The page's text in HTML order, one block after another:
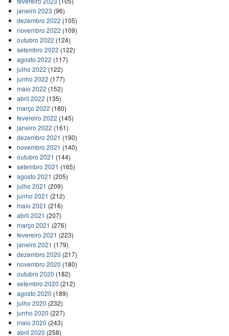
janeiro 2023 (96)
dezembro 2022 (105)
novembro 2022 (109)
outubro 2022 (124)
setembro 2022 (122)
agosto 2022 (117)
julho 2022 (122)
junho 2022 (177)
maio 2022 (152)
abril 2022 (135)
março 2022 (180)
fevereiro 2022 (145)
janeiro 2022 (161)
dezembro 2021 (190)
novembro 2021 (140)
outubro 2021 (144)
setembro 2021 (165)
agosto 2021 (205)
julho 2021 (209)
junho 2021 (212)
maio 2021 (216)
abril 2021 (207)
março 2021 (276)
fevereiro 2021 (223)
janeiro 2021 (179)
dezembro 2020 (217)
novembro 2020 (180)
outubro 2020 (182)
setembro 2020 (212)
agosto 2020 (189)
julho 2020 (232)
junho 2020 (227)
maio 2020 (243)
abril 2020 (258)